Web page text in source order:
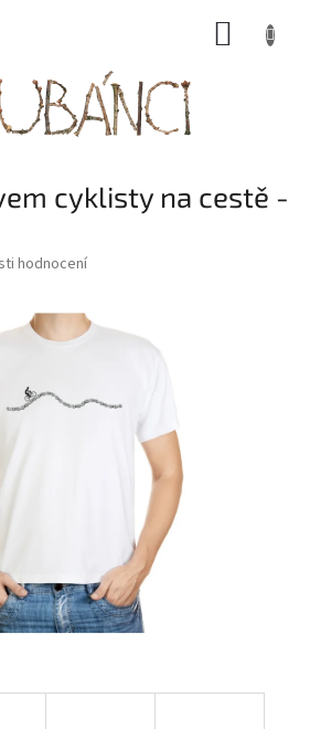
cyklisty na cestě -
hodnocení